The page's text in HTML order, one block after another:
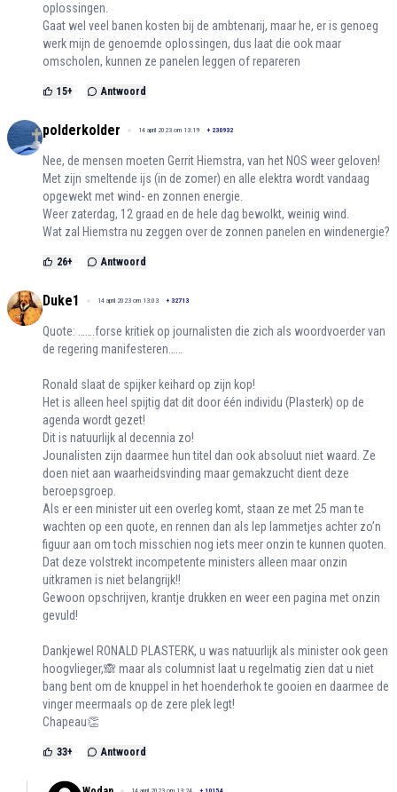
oplossingen.
Gaat wel veel banen kosten bij de ambtenarij, maar he, er is genoeg
werk mijn de genoemde oplossingen, dus laat die ook maar
omscholen, kunnen ze panelen leggen of repareren
15+ Antwoord
polderkolder 14 april 2023 om 13:19 + 230932
Nee, de mensen moeten Gerrit Hiemstra, van het NOS weer geloven!
Met zijn smeltende ijs (in de zomer) en alle elektra wordt vandaag
opgewekt met wind- en zonnen energie.
Weer zaterdag, 12 graad en de hele dag bewolkt, weinig wind.
Wat zal Hiemstra nu zeggen over de zonnen panelen en windenergie?
26+ Antwoord
Duke1 14 april 2023 om 13:03 + 32713
Quote: …….forse kritiek op journalisten die zich als woordvoerder van
de regering manifesteren……
Ronald slaat de spijker keihard op zijn kop!
Het is alleen heel spijtig dat dit door één individu (Plasterk) op de
agenda wordt gezet!
Dit is natuurlijk al decennia zo!
Jounalisten zijn daarmee hun titel dan ook absoluut niet waard. Ze
doen niet aan waarheidsvinding maar gemakzucht dient deze
beroepsgroep.
Als er een minister uit een overleg komt, staan ze met 25 man te
wachten op een quote, en rennen dan als lep lammetjes achter zo’n
figuur aan om toch misschien nog iets meer onzin te kunnen quoten.
Dat deze volstrekt incompetente ministers alleen maar onzin
uitkramen is niet belangrijk!!
Gewoon opschrijven, krantje drukken en weer een pagina met onzin
gevuld!
Dankjewel RONALD PLASTERK, u was natuurlijk als minister ook geen
hoogvlieger,🙈 maar als columnist laat u regelmatig zien dat u niet
bang bent om de knuppel in het hoenderhok te gooien en daarmee de
vinger meermaals op de zere plek legt!
Chapeau👏
33+ Antwoord